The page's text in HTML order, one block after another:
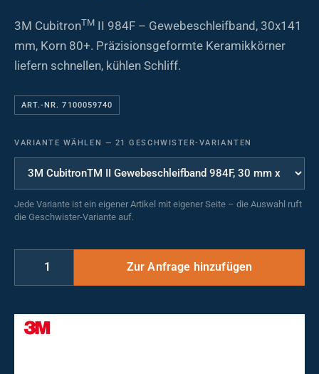
3M CubitronTM II 984F – Gewebeschleifband, 30x141
mm, Korn 80+. Präzisionsgeformte Keramikkörner
liefern schnellen, kühlen Schliff.
ART.-NR. 7100059740
VARIANTE WÄHLEN — 21 GESCHWISTER-VARIANTEN
Jede Variante ist ein eigener Artikel mit eigener Seite – die Auswahl ruft
die Geschwister-Variante auf.